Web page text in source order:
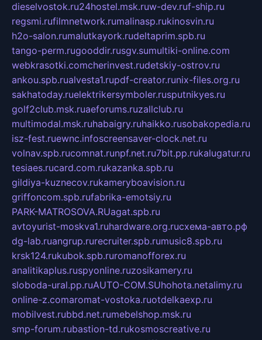
dieselvostok.ru24hostel.msk.ruw-dev.ruf-ship.ru
regsmi.rufilmnetwork.rumalinasp.rukinosvin.ru
h2o-salon.rumalutkayork.rudeltaprim.spb.ru
tango-perm.rugooddir.rusgv.sumultiki-online.com
webkrasotki.comcherinvest.rudetskiy-ostrov.ru
ankou.spb.rualvesta1.rupdf-creator.runix-files.org.ru
sakhatoday.ruelektrikersymboler.rusputnikyes.ru
golf2club.msk.ruaeforums.ruzallclub.ru
multimodal.msk.ruhabaigry.ruhaikko.rusobakopedia.ru
isz-fest.ruewnc.infoscreensaver-clock.net.ru
volnav.spb.rucomnat.runpf.net.ru7bit.pp.rukalugatur.ru
tesiaes.rucard.com.rukazanka.spb.ru
gildiya-kuznecov.rukameryboavision.ru
griffoncom.spb.rufabrika-emotsiy.ru
PARK-MATROSOVA.RUagat.spb.ru
avtoyurist-moskva1.ruhardware.org.ruсхема-авто.рф
dg-lab.ruangrup.rurecruiter.spb.rumusic8.spb.ru
krsk124.rukubok.spb.ruromanofforex.ru
analitikaplus.ruspyonline.ruzosikamery.ru
sloboda-ural.pp.ruAUTO-COM.SUhohota.netalimy.ru
online-z.comaromat-vostoka.ruotdelkaexp.ru
mobilvest.rubbd.net.rumebelshop.msk.ru
smp-forum.rubastion-td.rukosmoscreative.ru